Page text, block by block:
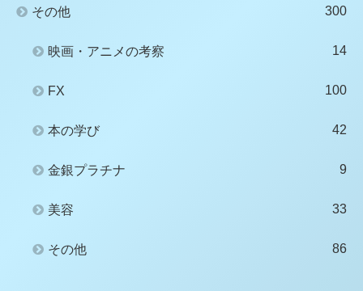
その他 300
映画・アニメの考察 14
FX 100
本の学び 42
金銀プラチナ 9
美容 33
その他 86